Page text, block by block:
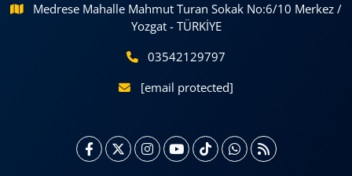
Medrese Mahalle Mahmut Turan Sokak No:6/10 Merkez /
Yozgat - TÜRKİYE
03542129797
[email protected]